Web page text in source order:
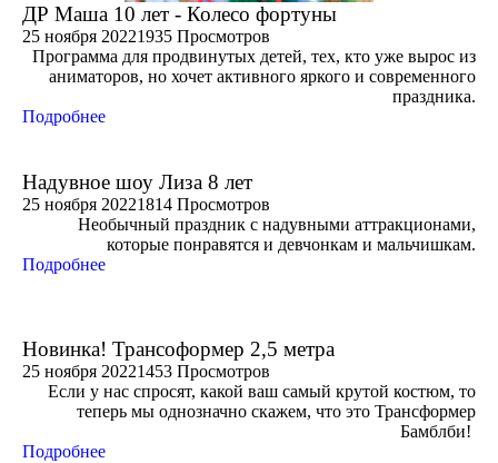
ДР Маша 10 лет - Колесо фортуны
25 ноября 20221935 Просмотров
Программа для продвинутых детей, тех, кто уже вырос из
аниматоров, но хочет активного яркого и современного
праздника.
Подробнее
Надувное шоу Лиза 8 лет
25 ноября 20221814 Просмотров
Необычный праздник с надувными аттракционами,
которые понравятся и девчонкам и мальчишкам.
Подробнее
Новинка! Трансоформер 2,5 метра
25 ноября 20221453 Просмотров
Если у нас спросят, какой ваш самый крутой костюм, то
теперь мы однозначно скажем, что это Трансформер
Бамблби!
Подробнее